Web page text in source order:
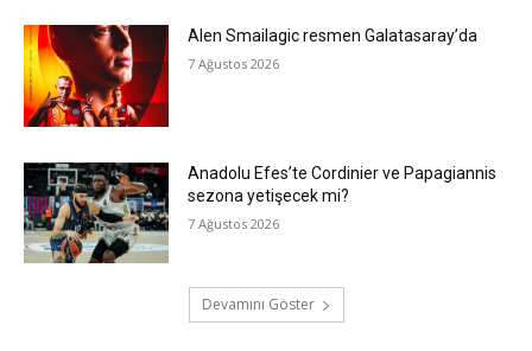
Alen Smailagic resmen Galatasaray’da
7 Ağustos 2026
Anadolu Efes’te Cordinier ve Papagiannis
sezona yetişecek mi?
7 Ağustos 2026
Devamını Göster